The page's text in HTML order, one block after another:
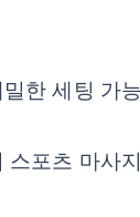
한 세팅 가
포츠 마사